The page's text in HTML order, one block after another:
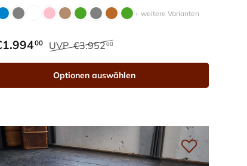
+ weitere Varianten
00 UVP €3.95200
Optionen auswählen